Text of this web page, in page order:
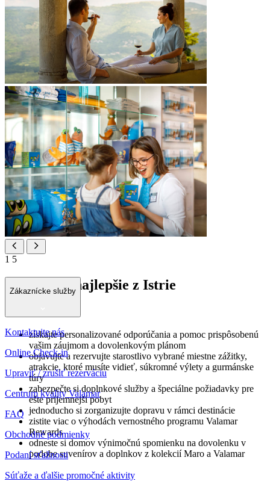
1 5
Objavte to najlepšie z Istrie
získajte personalizované odporúčania a pomoc prispôsobenú
vašim záujmom a dovolenkovým plánom
objavujte a rezervujte starostlivo vybrané miestne zážitky,
atrakcie, ktoré musíte vidieť, súkromné výlety a gurmánske
túry
zabezpečte si doplnkové služby a špeciálne požiadavky pre
ešte príjemnejší pobyt
jednoducho si zorganizujte dopravu v rámci destinácie
zistite viac o výhodách vernostného programu Valamar
Rewards
odneste si domov výnimočnú spomienku na dovolenku v
podobe suvenírov a doplnkov z kolekcií Maro a Valamar
Zákaznícke služby
Kontaktujte nás
Online Check-in
Upraviť / zrušiť rezerváciu
Centrum kvality Valamar
FAQ
Obchodné podmienky
Podaní sťažnosti
Súťaže a ďalšie promočné aktivity